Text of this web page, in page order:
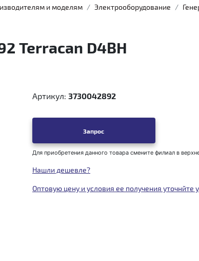
и моделям Электрооборудование
Terracan D4BH
Артикул: 3730042892
Запрос
Для приобретения данного товара смените филиал в
Нашли дешевле?
Оптовую цену и условия ее получения уточнйте